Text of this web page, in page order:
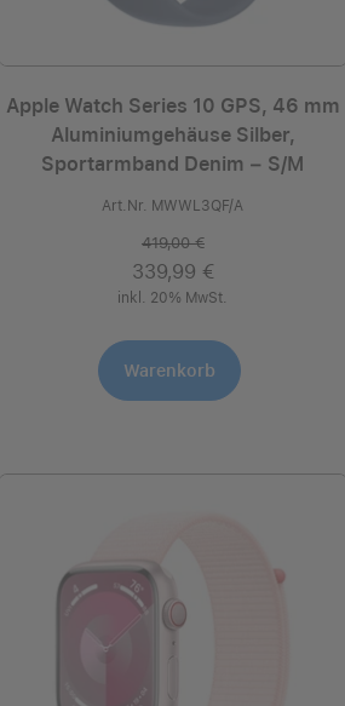
Apple Watch Series 10 GPS, 46 mm
Aluminiumgehäuse Silber,
Sportarmband Denim ­− S/M
Art.Nr. MWWL3QF/A
419,00 €
339,99 €
inkl. 20% MwSt.
Warenkorb